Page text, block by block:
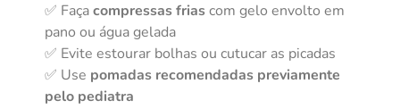
✅ Façacompressas friascom gelo envolto em
pano ou água gelada
✅ Evite estourar bolhas ou cutucar as picadas
✅ Use pomadas recomendadas previamente
pelo pediatra